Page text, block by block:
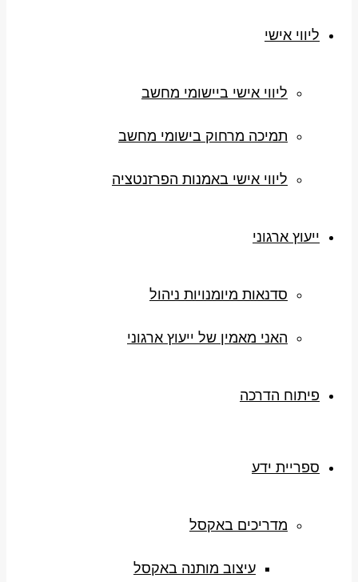
ליווי אישי
ליווי אישי ביישומי מחשב
תמיכה מרחוק בישומי מחשב
ליווי אישי באמנות הפרזנטציה
ייעוץ ארגוני
סדנאות מיומנויות ניהול
האני מאמין של ייעוץ ארגוני
פיתוח הדרכה
ספריית ידע
מדריכים באקסל
עיצוב מותנה באקסל